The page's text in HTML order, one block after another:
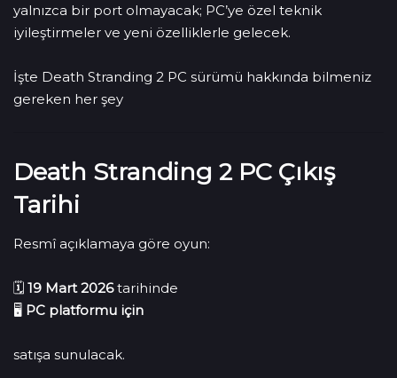
yalnızca bir port olmayacak; PC’ye özel teknik
iyileştirmeler ve yeni özelliklerle gelecek.
İşte Death Stranding 2 PC sürümü hakkında bilmeniz
gereken her şey
Death Stranding 2 PC Çıkış
Tarihi
Resmî açıklamaya göre oyun:
🗓 19 Mart 2026tarihinde
🖥 PC platformu için
satışa sunulacak.